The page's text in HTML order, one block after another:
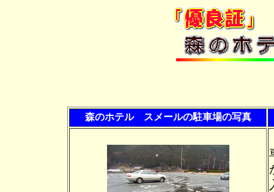
森のホテル スメールの駐車場の写真